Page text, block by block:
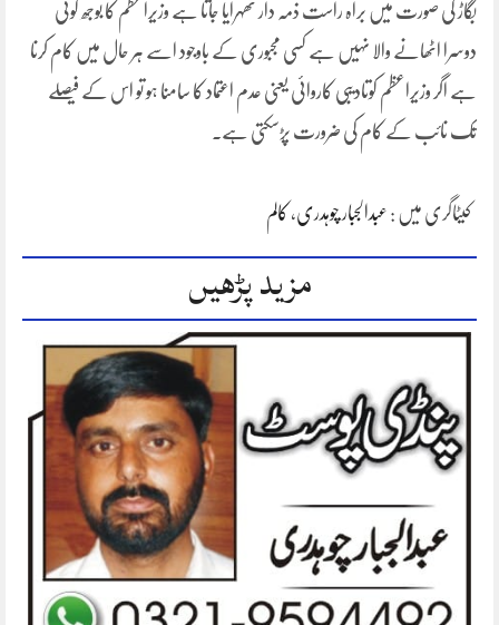
بگاڑ کی صورت میں براہ راست ذمہ دار ٹھہرایا جاتا ہے وزیراعظم کا بوجھ کوئی
دوسرا اٹھانے والا نہیں ہے کسی مجبوری کے باوجود اسے ہر حال میں کام کرنا
ہے اگر وزیراعظم کوتادیبی کاروائی یعنی عدم اعتماد کا سامنا ہو تو اس کے فیصلے
تک نائب کے کام کی ضرورت پڑسکتی ہے۔
کیٹاگری میں : عبدالجبار چوہدری، کالم
مزید پڑھیں